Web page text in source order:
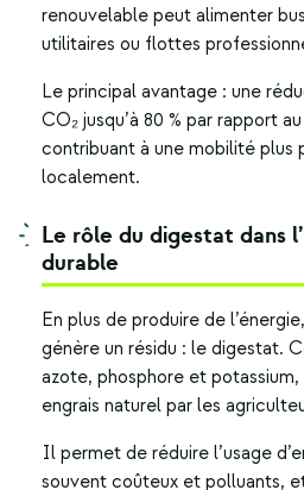
renouvelable peut alimenter
utilitaires ou flottes
Le principal avantage : une
CO₂ jusqu’à 80 % par rapport
contribuant à une mobilité plus
localement.
Le rôle du digestat dans
durable
En plus de produire de
génère un résidu : le digestat.
azote, phosphore et
engrais naturel par les
Il permet de réduire l’usage
souvent coûteux et polluants,